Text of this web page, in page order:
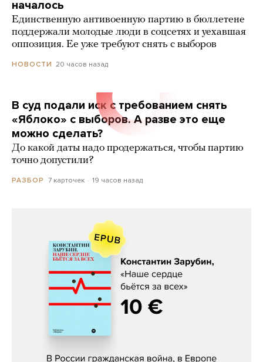
началось
Единственную антивоенную партию в бюллетене
поддержали молодые люди в соцсетях и уехавшая
оппозиция. Ее уже требуют снять с выборов
НОВОСТИ 20 часов назад
В суд подали иск с требованием снять
«Яблоко» с выборов. А разве это еще
можно сделать?
До какой даты надо продержаться, чтобы партию
точно допустили?
РАЗБОР 7 карточек 19 часов назад
Константин Зарубин, «Наше сердце